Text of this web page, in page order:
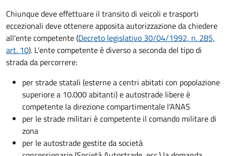
Chiunque deve effettuare il transito di veicoli e trasporti
eccezionali deve ottenere apposita autorizzazione da chiedere
all'ente competente (Decreto legislativo 30/04/1992, n. 285,
art. 10). L'ente competente è diverso a seconda del tipo di
strada da percorrere:
per strade statali (esterne a centri abitati con popolazione
superiore a 10.000 abitanti) e autostrade libere è
competente la direzione compartimentale l'ANAS
per le strade militari è competente il comando militare di
zona
per le autostrade gestite da società